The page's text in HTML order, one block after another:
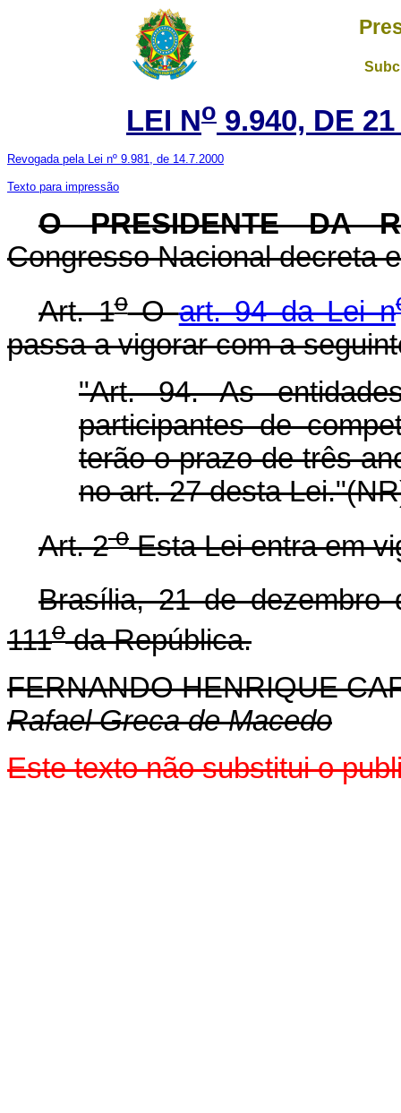
LEI No 9.940, DE
Revogada pela Lei nº 9.981, de 14.7.2000
Texto para impressão
O PRESIDENTE DA
Congresso Nacional decreta
Art. 1oOart. 94 da Lei n
passa a vigorar com a
"Art. 94. As
participantes de
terão o prazo de três
no art. 27 desta
Art. 2oEsta Lei entra em
Brasília, 21 de dezembro
111oda República.
FERNANDO HENRIQUE
Rafael Greca de Macedo
Este texto não substitui o